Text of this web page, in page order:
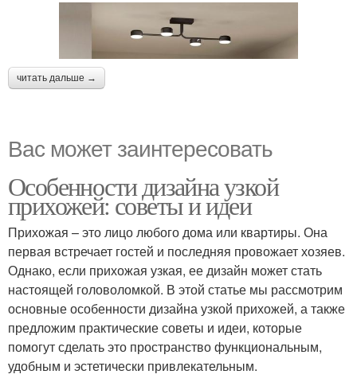
читать дальше →
Вас может заинтересовать
Особенности дизайна узкой
прихожей: советы и идеи
Прихожая – это лицо любого дома или квартиры. Она
первая встречает гостей и последняя провожает хозяев.
Однако, если прихожая узкая, ее дизайн может стать
настоящей головоломкой. В этой статье мы рассмотрим
основные особенности дизайна узкой прихожей, а также
предложим практические советы и идеи, которые
помогут сделать это пространство функциональным,
удобным и эстетически привлекательным.